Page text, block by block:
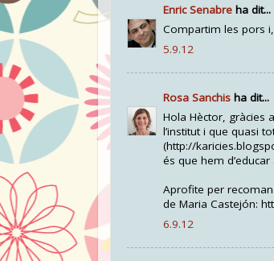
Enric Senabre ha dit...
Compartim les pors
5.9.12
Rosa Sanchis ha dit...
Hola Hèctor, gràcies
l’institut i que quasi
(http://
és que hem
Aprofite per
de Maria Castejón:
6.9.12